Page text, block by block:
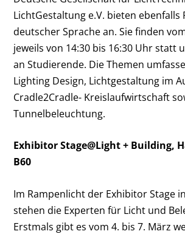
LichtGestaltung e.V. bieten ebenfalls
deutscher Sprache an. Sie finden
jeweils von 14:30 bis 16:30 Uhr statt
an Studierende. Die Themen
Lighting Design, Lichtgestaltung im
Cradle2Cradle- Kreislaufwirtschaft
Tunnelbeleuchtung.
Exhibitor Stage@Light + Building,
B60
Im Rampenlicht der Exhibitor Stage
stehen die Experten für Licht und
Erstmals gibt es vom 4. bis 7. März